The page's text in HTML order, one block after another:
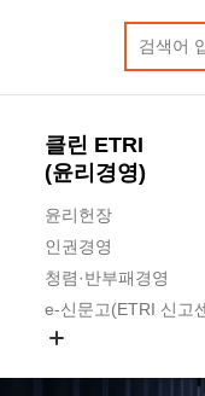
클린 ETRI
(윤리경영)
윤리헌장
인권경영
청렴·반부패경영
e-신문고(ETRI 신고